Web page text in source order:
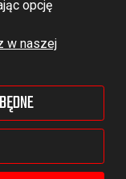
opcję
w naszej